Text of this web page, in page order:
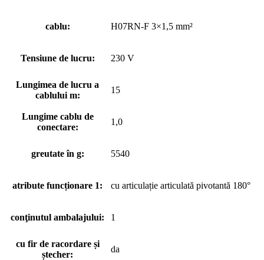
cablu: H07RN-F 3×1,5 mm²
Tensiune de lucru: 230 V
Lungimea de lucru a
cablului m:
15
Lungime cablu de
conectare:
1,0
greutate în g: 5540
atribute funcționare 1: cu articulație articulată pivotantă 180°
conţinutul ambalajului: 1
cu fir de racordare și
ștecher:
da